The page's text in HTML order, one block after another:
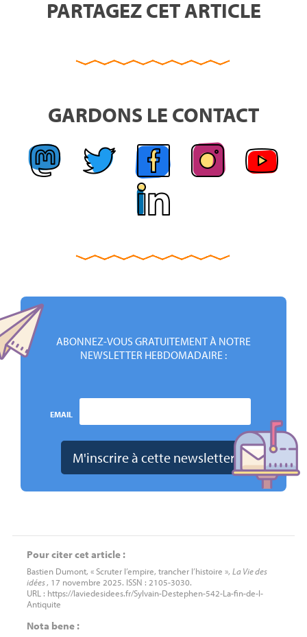
PARTAGEZ CET ARTICLE
GARDONS LE CONTACT
ABONNEZ-VOUS GRATUITEMENT À NOTRE
NEWSLETTER HEBDOMADAIRE :
EMAIL
Pour citer cet article :
Bastien Dumont, « Scruter l’empire, trancher l’histoire », La Vie des
idées, 17 novembre 2025. ISSN : 2105-3030.
URL : https://laviedesidees.fr/Sylvain-Destephen-542-La-fin-de-l-
Antiquite
Nota bene :